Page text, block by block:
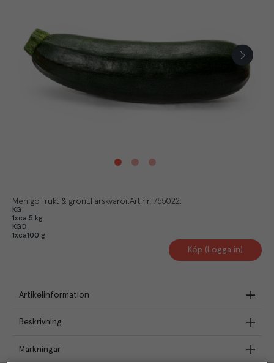
Menigo frukt & grönt Färskvaror Art.nr. 755022
KG
1xca 5 kg
KGD
1xca100 g
Köp (Logga in)
Artikelinformation
Beskrivning
Märkningar